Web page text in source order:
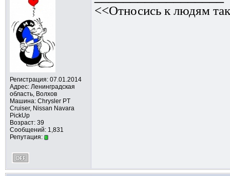
Регистрация: 07.01.2014
Адрес: Ленинградская
область, Волхов
Машина: Chrysler PT
Cruiser, Nissan Navara
PickUp
Возраст: 39
Сообщений: 1,831
Репутация:
<<Относись к людям